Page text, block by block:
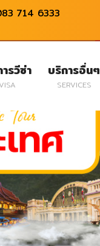
714 6333
รวีซ่า บริการอื่นๆ
SERVICES